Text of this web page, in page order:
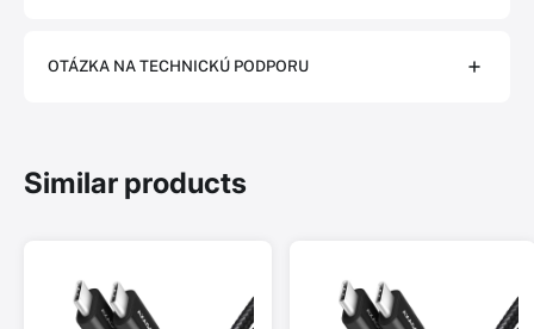
OTÁZKA NA TECHNICKÚ PODPORU
Similar products